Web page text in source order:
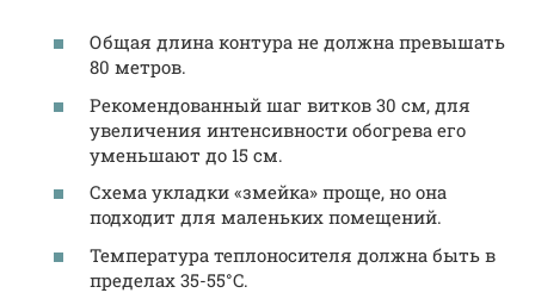
Общая длина контура не должна превышать
80 метров.
Рекомендованный шаг витков 30 см, для
увеличения интенсивности обогрева его
уменьшают до 15 см.
Схема укладки «змейка» проще, но она
подходит для маленьких помещений.
Температура теплоносителя должна быть в
пределах 35-55°C.